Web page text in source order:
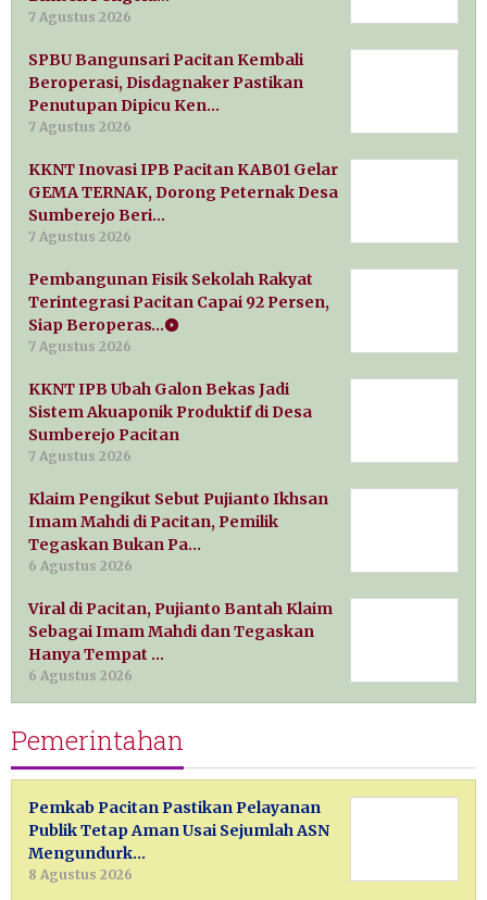
7 Agustus 2026
SPBU Bangunsari Pacitan Kembali
Beroperasi, Disdagnaker Pastikan
Penutupan Dipicu Ken…
7 Agustus 2026
KKNT Inovasi IPB Pacitan KAB01 Gelar
GEMA TERNAK, Dorong Peternak Desa
Sumberejo Beri…
7 Agustus 2026
Pembangunan Fisik Sekolah Rakyat
Terintegrasi Pacitan Capai 92 Persen,
Siap Beroperas…
7 Agustus 2026
KKNT IPB Ubah Galon Bekas Jadi
Sistem Akuaponik Produktif di Desa
Sumberejo Pacitan
7 Agustus 2026
Klaim Pengikut Sebut Pujianto Ikhsan
Imam Mahdi di Pacitan, Pemilik
Tegaskan Bukan Pa…
6 Agustus 2026
Viral di Pacitan, Pujianto Bantah Klaim
Sebagai Imam Mahdi dan Tegaskan
Hanya Tempat …
6 Agustus 2026
Pemerintahan
Pemkab Pacitan Pastikan Pelayanan
Publik Tetap Aman Usai Sejumlah ASN
Mengundurk…
8 Agustus 2026